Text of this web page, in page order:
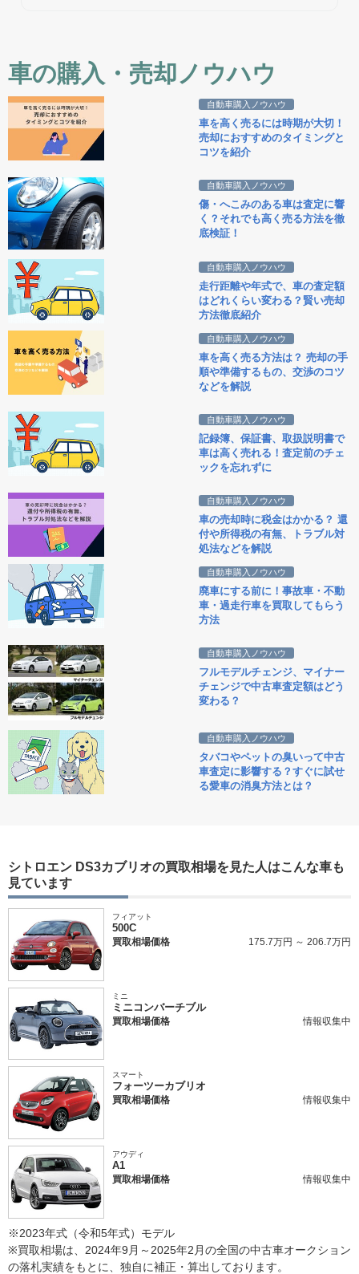
車の購入・売却ノウハウ
自動車購入ノウハウ
車を高く売るには時期が大切！
売却におすすめのタイミングと
コツを紹介
自動車購入ノウハウ
傷・へこみのある車は査定に響
く？それでも高く売る方法を徹
底検証！
自動車購入ノウハウ
走行距離や年式で、車の査定額
はどれくらい変わる？賢い売却
方法徹底紹介
自動車購入ノウハウ
車を高く売る方法は？ 売却の手
順や準備するもの、交渉のコツ
などを解説
自動車購入ノウハウ
記録簿、保証書、取扱説明書で
車は高く売れる！査定前のチェ
ックを忘れずに
自動車購入ノウハウ
車の売却時に税金はかかる？ 還
付や所得税の有無、トラブル対
処法などを解説
自動車購入ノウハウ
廃車にする前に！事故車・不動
車・過走行車を買取してもらう
方法
自動車購入ノウハウ
フルモデルチェンジ、マイナー
チェンジで中古車査定額はどう
変わる？
自動車購入ノウハウ
タバコやペットの臭いって中古
車査定に影響する？すぐに試せ
る愛車の消臭方法とは？
シトロエン DS3カブリオの買取相場を見た人はこんな車も
見ています
フィアット
500C
買取相場価格 175.7万円 ～ 206.7万円
ミニ
ミニコンバーチブル
買取相場価格 情報収集中
スマート
フォーツーカブリオ
買取相場価格 情報収集中
アウディ
A1
買取相場価格 情報収集中
※2023年式（令和5年式）モデル
※買取相場は、2024年9月～2025年2月の全国の中古車オークション
の落札実績をもとに、独自に補正・算出しております。